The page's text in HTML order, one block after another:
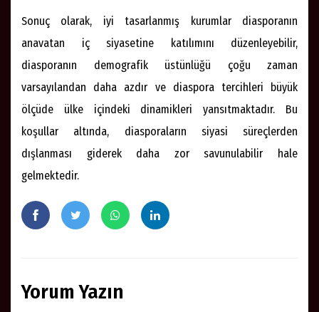
Sonuç olarak, iyi tasarlanmış kurumlar diasporanın
anavatan iç siyasetine katılımını düzenleyebilir,
diasporanın demografik üstünlüğü çoğu zaman
varsayılandan daha azdır ve diaspora tercihleri büyük
ölçüde ülke içindeki dinamikleri yansıtmaktadır. Bu
koşullar altında, diasporaların siyasi süreçlerden
dışlanması giderek daha zor savunulabilir hale
gelmektedir.
Yorum Yazın